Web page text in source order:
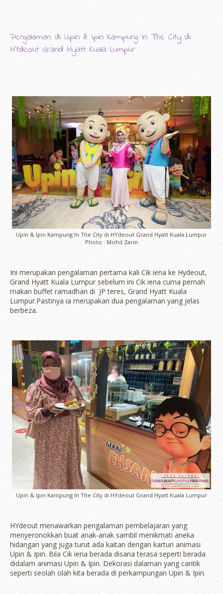
Pengalaman di Upin & Ipin Kampung In The City di
HYdeout Grand Hyatt Kuala Lumpur
Upin & Ipin Kampung In The City di HYdeout Grand Hyatt Kuala Lumpur
Photo : Mohd Zarin
Ini merupakan pengalaman pertama kali Cik iena ke Hydeout,
Grand Hyatt Kuala Lumpur sebelum ini Cik iena cuma pernah
makan buffet ramadhan di JP teres, Grand Hyatt Kuala
Lumpur.Pastinya ia merupakan dua pengalaman yang jelas
berbeza.
Upin & Ipin Kampung In The City di HYdeout Grand Hyatt Kuala Lumpur
HYdeout menawarkan pengalaman pembelajaran yang
menyeronokkan buat anak-anak sambil menikmati aneka
hidangan yang juga turut ada kaitan dengan kartun animasi
Upin & Ipin. Bila Cik iena berada disana terasa seperti berada
didalam animasi Upin & Ipin. Dekorasi dalaman yang cantik
seperti seolah olah kita berada di perkampungan Upin & Ipin.